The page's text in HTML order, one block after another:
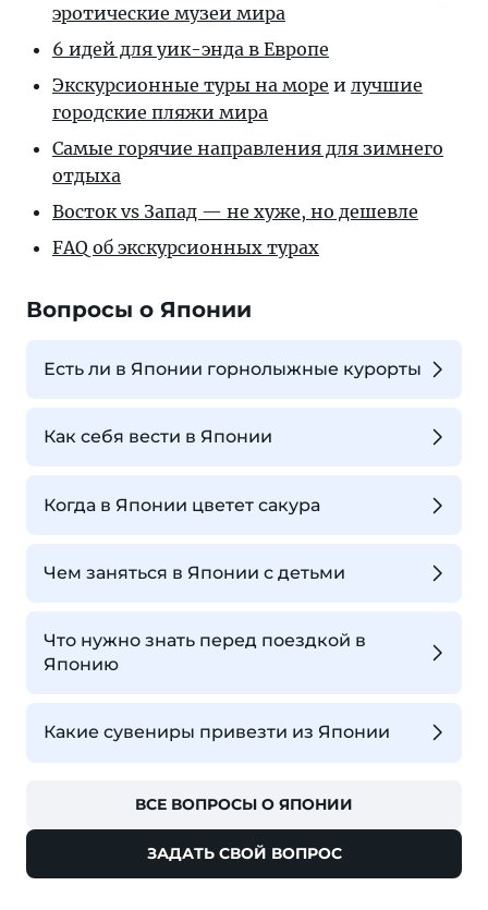
эротические музеи мира
6 идей для уик-энда в Европе
Экскурсионные туры на море и лучшие
городские пляжи мира
Самые горячие направления для зимнего
отдыха
Восток vs Запад — не хуже, но дешевле
FAQ об экскурсионных турах
Вопросы о Японии
Есть ли в Японии горнолыжные курорты
Как себя вести в Японии
Когда в Японии цветет сакура
Чем заняться в Японии с детьми
Что нужно знать перед поездкой в
Японию
Какие сувениры привезти из Японии
ВСЕ ВОПРОСЫ О ЯПОНИИ
ЗАДАТЬ СВОЙ ВОПРОС